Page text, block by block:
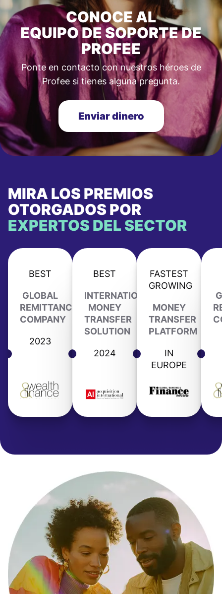
CONOCE AL
EQUIPO DE SOPORTE DE
PROFEE
Ponte en contacto con nuestros héroes de
Profee si tienes alguna pregunta.
Enviar dinero
MIRA LOS PREMIOS
OTORGADOS POR
EXPERTOS DEL SECTOR
BEST
GLOBAL
REMITTANCE
COMPANY
2023
BEST
INTERNATIONAL
MONEY
TRANSFER
SOLUTION
2024
FASTEST
GROWING
MONEY
TRANSFER
PLATFORM
IN
EUROPE